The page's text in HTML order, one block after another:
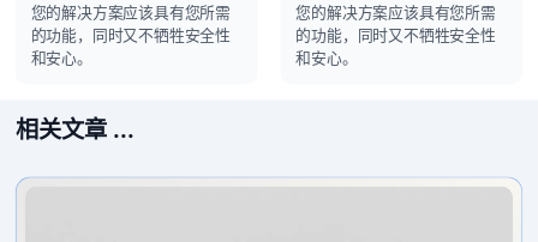
您的解决方案应该具有您所需
的功能，同时又不牺牲安全性
和安心。
您的解决方案应该具有您所需
的功能，同时又不牺牲安全性
和安心。
相关文章 ...